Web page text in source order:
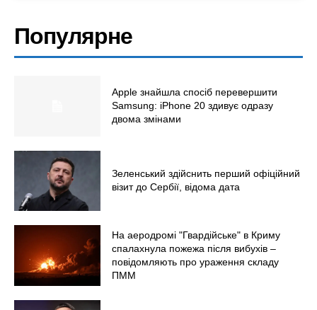
Світ
Технології
Популярне
Apple знайшла спосіб перевершити
Samsung: iPhone 20 здивує одразу
двома змінами
Зеленський здійснить перший офіційний
візит до Сербії, відома дата
На аеродромі "Гвардійське" в Криму
спалахнула пожежа після вибухів –
повідомляють про ураження складу
ПММ